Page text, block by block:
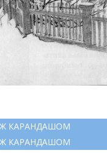
КАРАНДАШОМ
КАРАНДАШОМ